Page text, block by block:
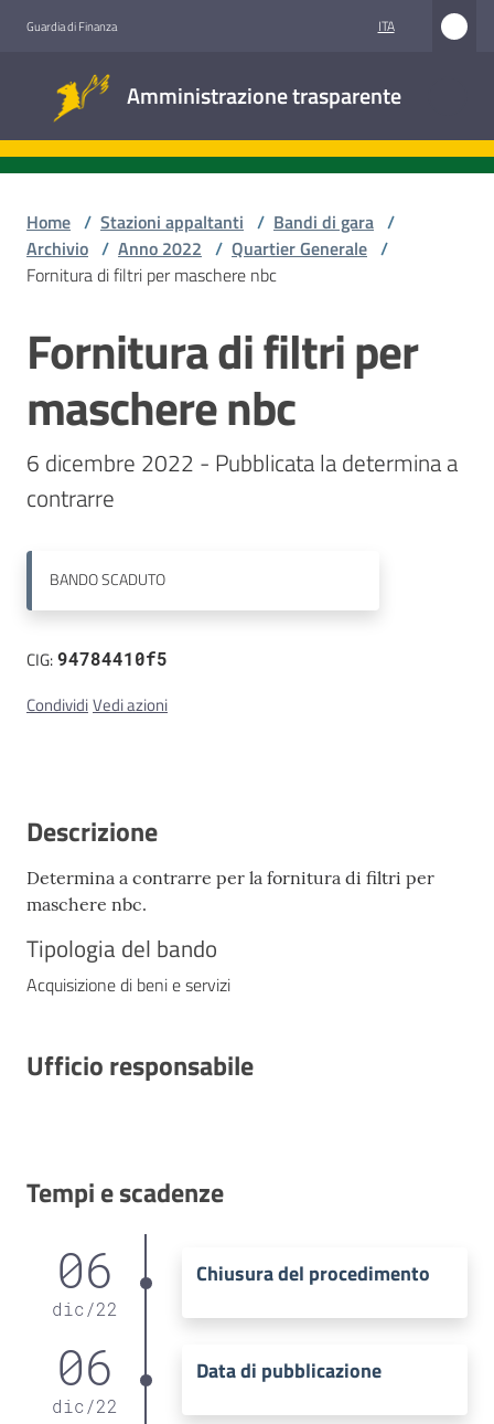
Guardia di Finanza ITA
Amministrazione trasparente
trasparente
Stazioni
appaltanti
Contatti
Home / Stazioni appaltanti / Bandi di gara /
Archivio / Anno 2022 / Quartier Generale /
Fornitura di filtri per maschere nbc
Salta al contenuto
Fornitura di filtri per
maschere nbc
6 dicembre 2022 - Pubblicata la determina a
contrarre
BANDOSCADUTO
CIG:94784410f5
CondividiVedi azioni
Descrizione
Determina a contrarre per la fornitura di filtri per
maschere nbc.
Tipologia del bando
Acquisizione di beni e servizi
Ufficio responsabile
Tempi e scadenze
06
dic /22
Chiusura del procedimento
06
dic /22
Data di pubblicazione